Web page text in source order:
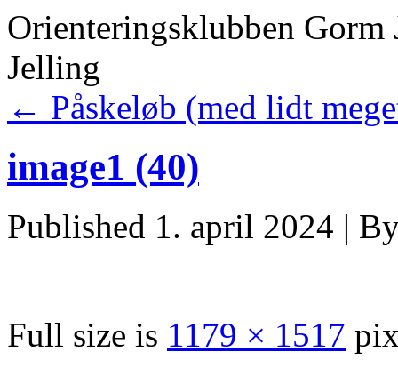
Orienteringsklubben
Jelling
← Påskeløb (med lidt
image1 (40)
Published 1. april 2024 |
Full size is 1179 × 1517